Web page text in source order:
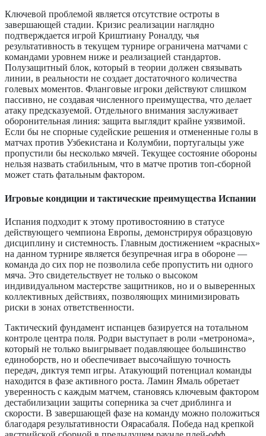
Ключевой проблемой является отсутствие остроты в
завершающей стадии. Кризис реализации наглядно
подтверждается игрой Криштиану Роналду, чья
результативность в текущем турнире ограничена матчами с
командами уровнем ниже и реализацией стандартов.
Полузащитный блок, который в теории должен связывать
линии, в реальности не создает достаточного количества
голевых моментов. Фланговые игроки действуют слишком
пассивно, не создавая численного преимущества, что делает
атаку предсказуемой. Отдельного внимания заслуживает
оборонительная линия: защита выглядит крайне уязвимой.
Если бы не спорные судейские решения и отмененные голы в
матчах против Узбекистана и Колумбии, португальцы уже
пропустили бы несколько мячей. Текущее состояние обороны
нельзя назвать стабильным, что в матче против топ-сборной
может стать фатальным фактором.
Игровые кондиции и тактические преимущества Испании
Испания подходит к этому противостоянию в статусе
действующего чемпиона Европы, демонстрируя образцовую
дисциплину и системность. Главным достижением «красных»
на данном турнире является безупречная игра в обороне —
команда до сих пор не позволила себе пропустить ни одного
мяча. Это свидетельствует не только о высоком
индивидуальном мастерстве защитников, но и о выверенных
коллективных действиях, позволяющих минимизировать
риски в зонах ответственности.
Тактический фундамент испанцев базируется на тотальном
контроле центра поля. Родри выступает в роли «метронома»,
который не только выигрывает подавляющее большинство
единоборств, но и обеспечивает высочайшую точность
передач, диктуя темп игры. Атакующий потенциал команды
находится в фазе активного роста. Ламин Ямаль обретает
уверенность с каждым матчем, становясь ключевым фактором
дестабилизации защиты соперника за счет дриблинга и
скорости. В завершающей фазе на команду можно положиться
благодаря результативности Оярасабаля. Победа над крепкой